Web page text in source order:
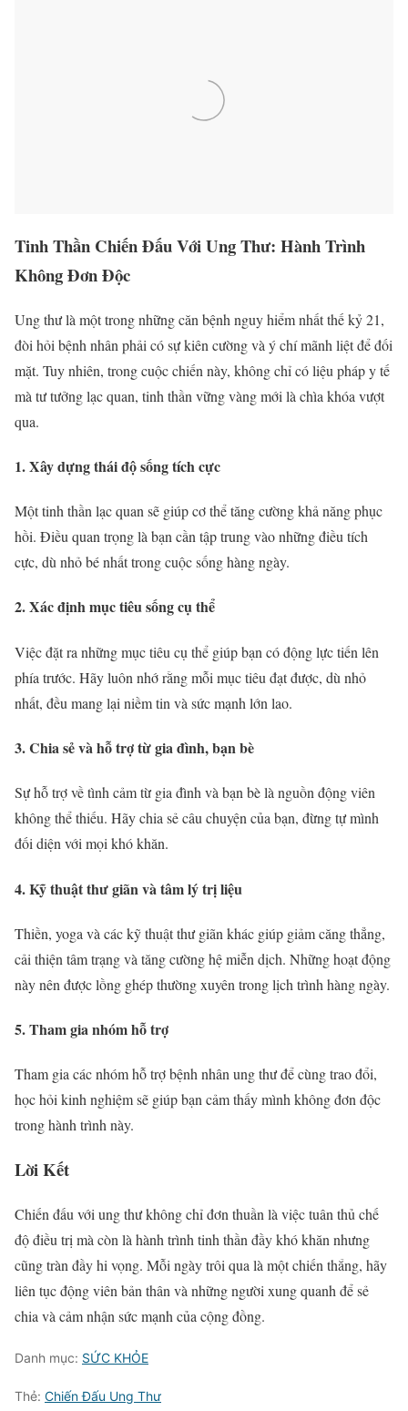
Tinh Thần Chiến Đấu Với Ung Thư: Hành Trình
Không Đơn Độc
Ung thư là một trong những căn bệnh nguy hiểm nhất thế kỷ 21,
đòi hỏi bệnh nhân phải có sự kiên cường và ý chí mãnh liệt để đối
mặt. Tuy nhiên, trong cuộc chiến này, không chỉ có liệu pháp y tế
mà tư tưởng lạc quan, tinh thần vững vàng mới là chìa khóa vượt
qua.
1. Xây dựng thái độ sống tích cực
Một tinh thần lạc quan sẽ giúp cơ thể tăng cường khả năng phục
hồi. Điều quan trọng là bạn cần tập trung vào những điều tích
cực, dù nhỏ bé nhất trong cuộc sống hàng ngày.
2. Xác định mục tiêu sống cụ thể
Việc đặt ra những mục tiêu cụ thể giúp bạn có động lực tiến lên
phía trước. Hãy luôn nhớ rằng mỗi mục tiêu đạt được, dù nhỏ
nhất, đều mang lại niềm tin và sức mạnh lớn lao.
3. Chia sẻ và hỗ trợ từ gia đình, bạn bè
Sự hỗ trợ về tình cảm từ gia đình và bạn bè là nguồn động viên
không thể thiếu. Hãy chia sẻ câu chuyện của bạn, đừng tự mình
đối diện với mọi khó khăn.
4. Kỹ thuật thư giãn và tâm lý trị liệu
Thiền, yoga và các kỹ thuật thư giãn khác giúp giảm căng thẳng,
cải thiện tâm trạng và tăng cường hệ miễn dịch. Những hoạt động
này nên được lồng ghép thường xuyên trong lịch trình hàng ngày.
5. Tham gia nhóm hỗ trợ
Tham gia các nhóm hỗ trợ bệnh nhân ung thư để cùng trao đổi,
học hỏi kinh nghiệm sẽ giúp bạn cảm thấy mình không đơn độc
trong hành trình này.
Lời Kết
Chiến đấu với ung thư không chỉ đơn thuần là việc tuân thủ chế
độ điều trị mà còn là hành trình tinh thần đầy khó khăn nhưng
cũng tràn đầy hi vọng. Mỗi ngày trôi qua là một chiến thắng, hãy
liên tục động viên bản thân và những người xung quanh để sẻ
chia và cảm nhận sức mạnh của cộng đồng.
Danh mục: SỨC KHỎE
Thẻ: Chiến Đấu Ung Thư